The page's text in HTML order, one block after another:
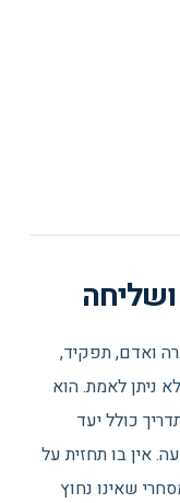
ואדם, תפקיד,
ניתן לאמת. הוא
כולל יעד
אין בו תחזית על
שאינו נחוץ